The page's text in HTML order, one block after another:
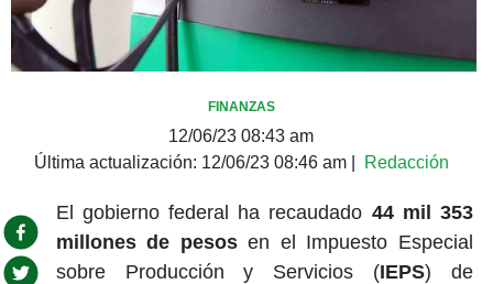
FINANZAS
12/06/23 08:43 am
Última actualización: 12/06/23 08:46 am| Redacción
El gobierno federal ha recaudado 44 mil 353
millones de pesosen el Impuesto Especial
sobre Producción y Servicios (IEPS) de